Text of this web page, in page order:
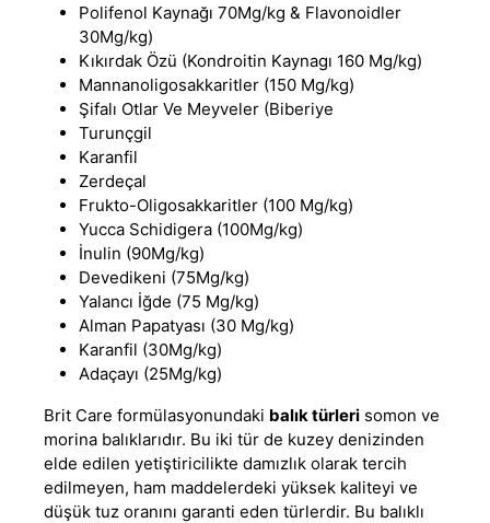
Polifenol Kaynağı 70Mg/kg & Flavonoidler
30Mg/kg)
Kıkırdak Özü (Kondroitin Kaynagı 160 Mg/kg)
Mannanoligosakkaritler (150 Mg/kg)
Şifalı Otlar Ve Meyveler (Biberiye
Turunçgil
Karanfil
Zerdeçal
Frukto-Oligosakkaritler (100 Mg/kg)
Yucca Schidigera (100Mg/kg)
İnulin (90Mg/kg)
Devedikeni (75Mg/kg)
Yalancı İğde (75 Mg/kg)
Alman Papatyası (30 Mg/kg)
Karanfil (30Mg/kg)
Adaçayı (25Mg/kg)
Brit Care formülasyonundaki balık türleri somon ve
morina balıklarıdır. Bu iki tür de kuzey denizinden
elde edilen yetiştiricilikte damızlık olarak tercih
edilmeyen, ham maddelerdeki yüksek kaliteyi ve
düşük tuz oranını garanti eden türlerdir. Bu balıklı